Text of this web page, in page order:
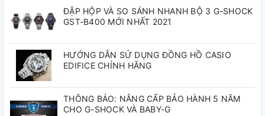
Nam
Loại máy đồng hồ: Automatic
Chất liệu mặt kính: Sapphire
ĐẬP HỘP VÀ SO SÁNH NHANH BỘ 3 G-SHOCK
GST-B400 MỚI NHẤT 2021
HƯỚNG DẪN SỬ DỤNG ĐỒNG HỒ CASIO
EDIFICE CHÍNH HÃNG
THÔNG BÁO: NÂNG CẤP BẢO HÀNH 5 NĂM
CHO G-SHOCK VÀ BABY-G